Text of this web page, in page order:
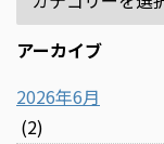
アーカイブ
2026年6月
(2)